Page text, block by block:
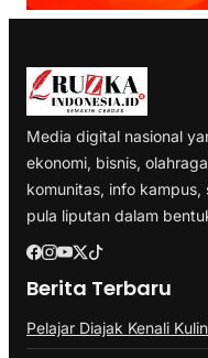
Media digital nasional
ekonomi, bisnis,
komunitas, info
pula liputan dalam
Berita Terbaru
Pelajar Diajak Kenali